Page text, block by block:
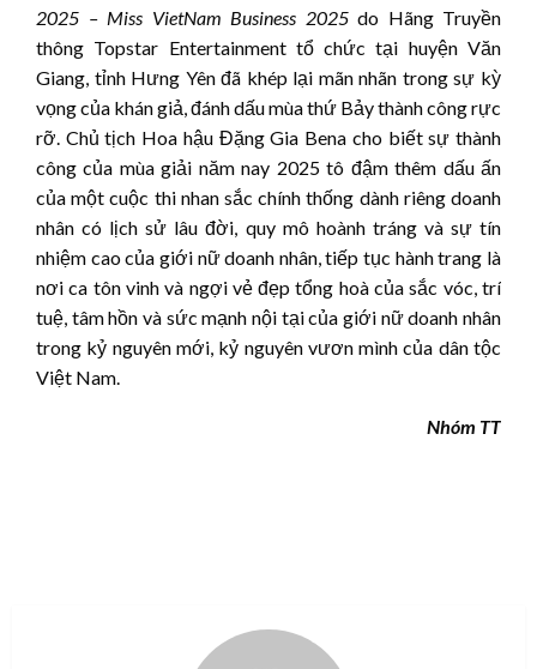
2025 – Miss VietNam Business 2025 do Hãng Truyền
thông Topstar Entertainment tổ chức tại huyện Văn
Giang, tỉnh Hưng Yên đã khép lại mãn nhãn trong sự kỳ
vọng của khán giả, đánh dấu mùa thứ Bảy thành công rực
rỡ. Chủ tịch Hoa hậu Đặng Gia Bena cho biết sự thành
công của mùa giải năm nay 2025 tô đậm thêm dấu ấn
của một cuộc thi nhan sắc chính thống dành riêng doanh
nhân có lịch sử lâu đời, quy mô hoành tráng và sự tín
nhiệm cao của giới nữ doanh nhân, tiếp tục hành trang là
nơi ca tôn vinh và ngợi vẻ đẹp tổng hoà của sắc vóc, trí
tuệ, tâm hồn và sức mạnh nội tại của giới nữ doanh nhân
trong kỷ nguyên mới, kỷ nguyên vươn mình của dân tộc
Việt Nam.
Nhóm TT